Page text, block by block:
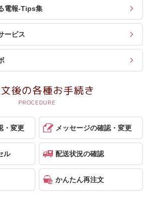
電報-Tips集
ービス
後の各種お手続き
・変更 メッセージの確認・変更
ル 配送状況の確認
かんたん再注文